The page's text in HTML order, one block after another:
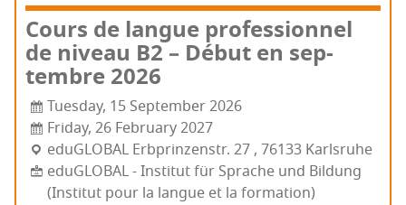
Cours de langue pro­fes­sion­nel
de niveau B2 – Début en sep­
tembre 2026
Tuesday, 15 September 2026
Friday, 26 February 2027
edu­GLO­BAL Erb­prin­zens­tr. 27 , 76133 Karls­ruhe
eduGLOBAL - Institut für Sprache und Bildung
(Institut pour la langue et la formation)